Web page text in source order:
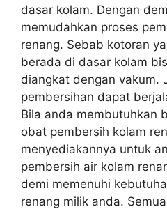
dasar kolam. Dengan
memudahkan proses
renang. Sebab kotoran
berada di dasar kolam
diangkat dengan vakum.
pembersihan dapat
Bila anda membutuhkan
obat pembersih kolam
menyediakannya untuk
pembersih air kolam
demi memenuhi
renang milik anda.